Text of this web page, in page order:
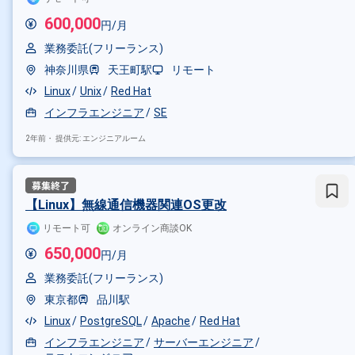
600,000円/月
業務委託(フリーランス)
神奈川県
天王町駅
リモート
Linux
Unix
Red Hat
インフラエンジニア
SE
2年前・ 提供元: エンジニアルーム
【Linux】無線通信機器関連OS更改
リモート可 オンライン商談OK
650,000円/月
業務委託(フリーランス)
東京都
品川駅
Linux
PostgreSQL Apache
Red Hat
インフラエンジニア
サーバーエンジニア
インフラエンジニア